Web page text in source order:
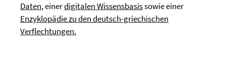
Daten, einerdigitalen Wissensbasissowie einer
Enzyklopädie zu den deutsch-griechischen
Verflechtungen.